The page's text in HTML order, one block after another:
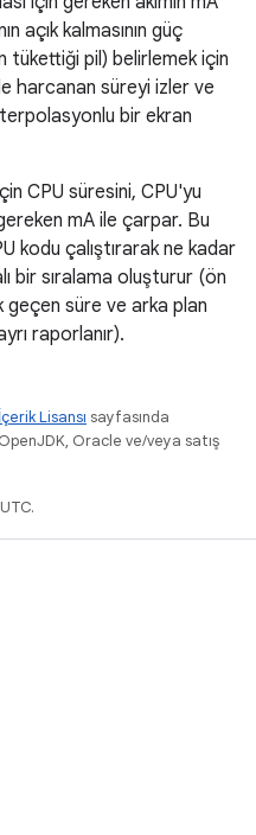
açık kalmasının güç
tükettiği pil) belirlemek için
harcanan süreyi izler ve
bir ekran
CPU süresini, CPU'yu
mA ile çarpar. Bu
kodu çalıştırarak ne kadar
bir sıralama oluşturur (ön
geçen süre ve arka plan
raporlanır).
İçerik Lisansı sayfasında
Oracle ve/veya satış